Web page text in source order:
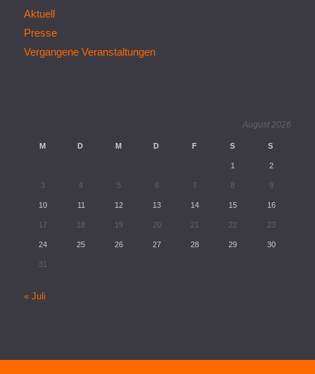
Aktuell
Presse
Vergangene Veranstaltungen
August 2026
M D M D F S S
1 2
3 4 5 6 7 8 9
10 11 12 13 14 15 16
17 18 19 20 21 22 23
24 25 26 27 28 29 30
31
« Juli